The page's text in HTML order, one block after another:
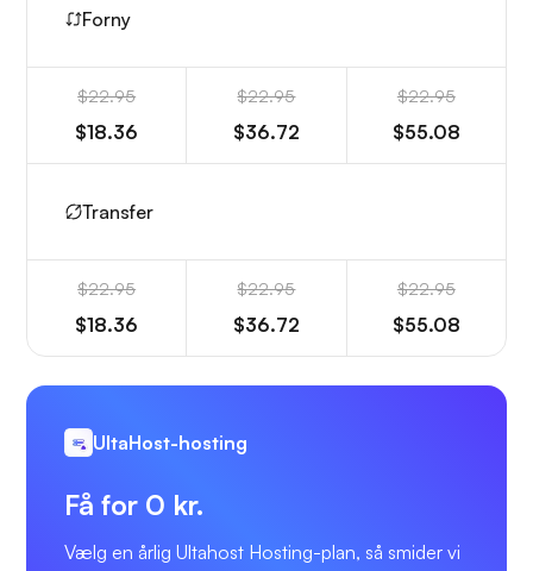
Forny
$22.95
$18.36
$22.95
$36.72
$22.95
$55.08
Transfer
$22.95
$18.36
$22.95
$36.72
$22.95
$55.08
UltaHost-hosting
Få for 0 kr.
Vælg en årlig Ultahost Hosting-plan, så smider vi